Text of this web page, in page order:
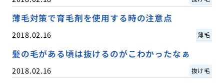
薄毛対策で育毛剤を使用する時の注意点
2018.02.16 薄毛
髪の毛がある頃は抜けるのがこわかったなぁ
2018.02.16 抜け毛